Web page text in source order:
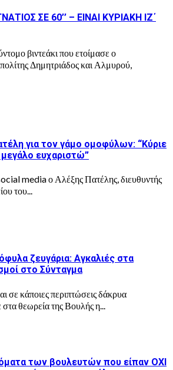
ΣΕ 60’’ – ΕΙΝΑΙ ΚΥΡΙΑΚΗ ΙΖ΄
βιντεάκι που ετοίμασε ο
Δημητριάδος και Αλμυρού,
για τον γάμο ομοφύλων: “Κύριε
ευχαριστώ”
media ο Αλέξης Πατέλης, διευθυντής
του...
ζευγάρια: Αγκαλιές στα
στο Σύνταγμα
σε κάποιες περιπτώσεις δάκρυα
θεωρεία της Βουλής η...
των βουλευτών που είπαν ΟΧΙ